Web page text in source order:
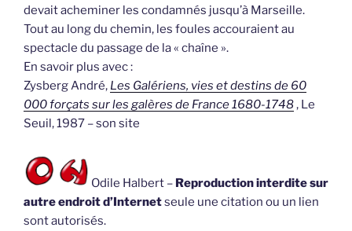
devait acheminer les condamnés jusqu’à Marseille.
Tout au long du chemin, les foules accouraient au
spectacle du passage de la « chaîne ».
En savoir plus avec :
Zysberg André, Les Galériens, vies et destins de 60
000 forçats sur les galères de France 1680-1748, Le
Seuil, 1987 – son site
Odile Halbert – Reproduction interdite sur
autre endroit d’Internetseule une citation ou un lien
sont autorisés.